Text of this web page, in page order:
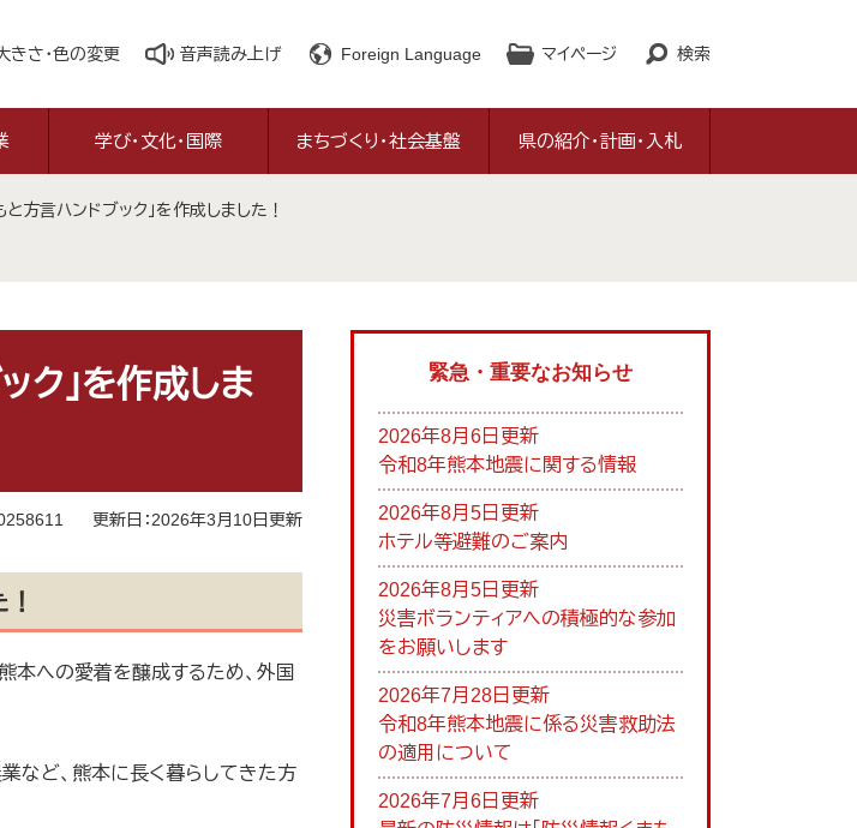
きさ・色の変更 音声読み上げ Foreign Language マイページ 検索
学び・文化・国際 まちづくり・社会基盤 県の紹介・計画・入札
方言ハンドブック」を作成しました！
ク」を作成しま
更新日：2026年3月10日更新
本への愛着を醸成するため、外国
など、熊本に長く暮らしてきた方
緊急・重要なお知らせ
2026年8月6日更新
令和8年熊本地震に関する情報
2026年8月5日更新
ホテル等避難のご案内
2026年8月5日更新
災害ボランティアへの積極的な参加
をお願いします
2026年7月28日更新
令和8年熊本地震に係る災害救助法
の適用について
2026年7月6日更新